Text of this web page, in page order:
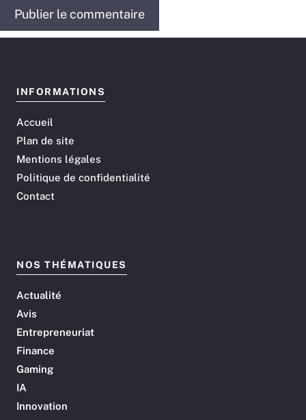
INFORMATIONS
Accueil
Plan de site
Mentions légales
Politique de confidentialité
Contact
NOS THÉMATIQUES
Actualité
Avis
Entrepreneuriat
Finance
Gaming
IA
Innovation